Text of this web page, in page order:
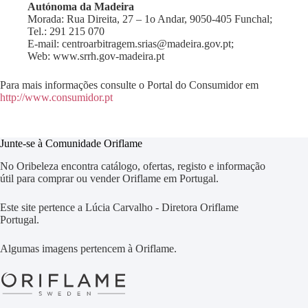
Autónoma da Madeira
Morada: Rua Direita, 27 – 1o Andar, 9050-405 Funchal;
Tel.: 291 215 070
E-mail: centroarbitragem.srias@madeira.gov.pt;
Web: www.srrh.gov-madeira.pt
Para mais informações consulte o Portal do Consumidor em
http://www.consumidor.pt
Junte-se à Comunidade Oriflame
No Oribeleza encontra catálogo, ofertas, registo e informação
útil para comprar ou vender Oriflame em Portugal.
Este site pertence a Lúcia Carvalho - Diretora Oriflame
Portugal.
Algumas imagens pertencem à Oriflame.